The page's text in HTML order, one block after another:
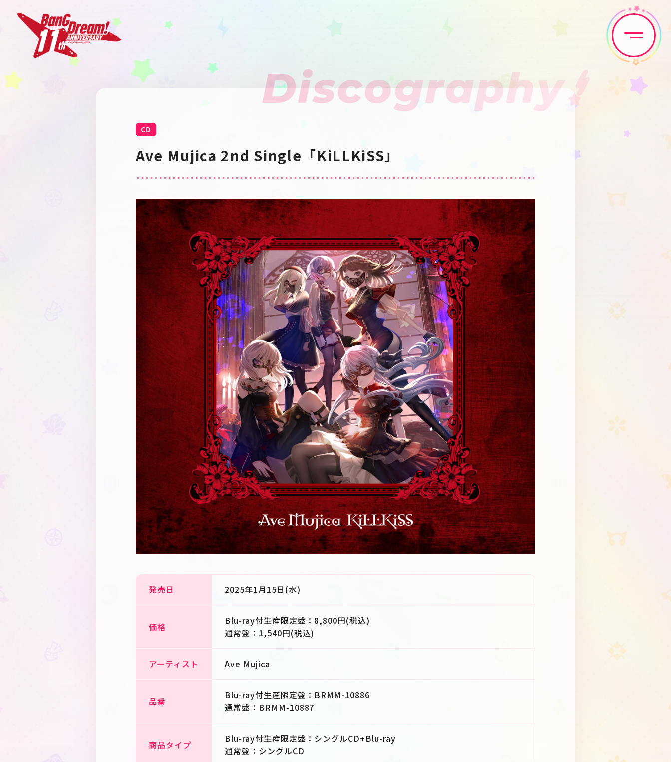
Home News
Live•Event
Anime
Schedule
Goods
Discography
CD
Ave Mujica 2nd Single「KiLLKiSS」
発売日 2025年1月15日(水)
価格
Blu-ray付生産限定盤：8,800円(税込)
通常盤：1,540円(税込)
アーティスト Ave Mujica
品番
Blu-ray付生産限定盤：BRMM-10886
通常盤：BRMM-10887
商品タイプ
Blu-ray付生産限定盤：シングルCD+Blu-ray
通常盤：シングルCD